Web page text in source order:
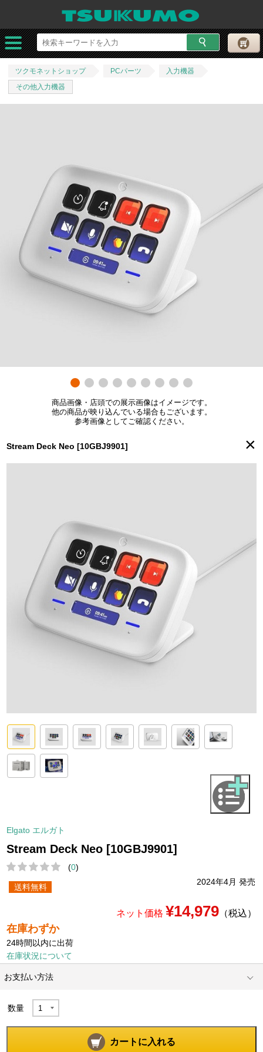
ツクモネットショップ PCパーツ
入力機器
その他入力機器
商品画像・店頭での展示画像はイメージです。
他の商品が映り込んでいる場合もございます。
参考画像としてご確認ください。
×
Stream Deck Neo [10GBJ9901]
Elgato エルガト
Stream Deck Neo [10GBJ9901]
(0)
2024年4月 発売
送料無料
ネット価格 ¥14,979（税込）
在庫わずか
24時間以内に出荷
在庫状況について
お支払い方法
数量
カートに入れる